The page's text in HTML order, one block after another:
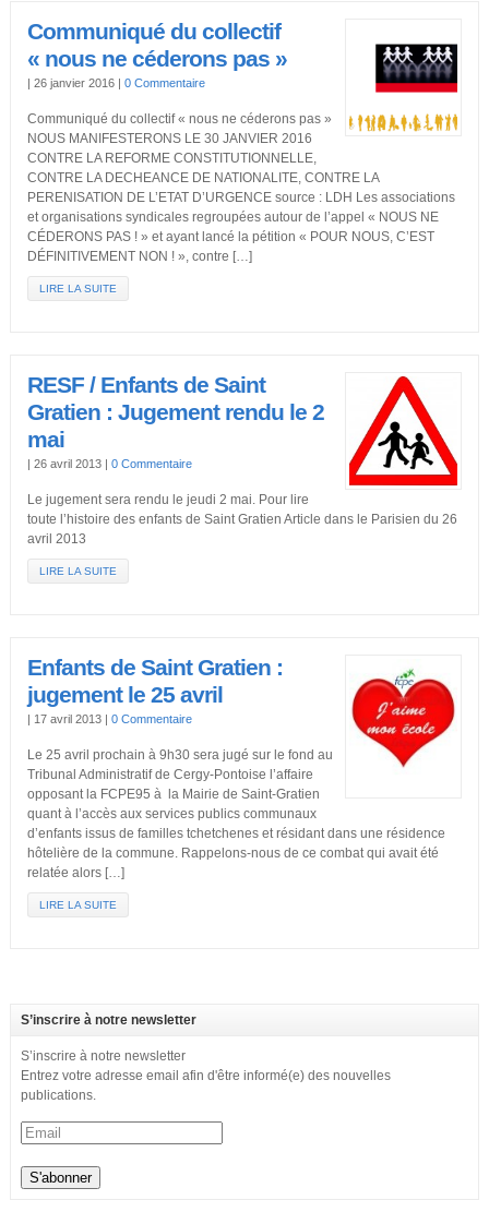
Communiqué du collectif
« nous ne céderons pas »
| 26 janvier 2016 | 0 Commentaire
Communiqué du collectif « nous ne céderons pas »
NOUS MANIFESTERONS LE 30 JANVIER 2016
CONTRE LA REFORME CONSTITUTIONNELLE,
CONTRE LA DECHEANCE DE NATIONALITE, CONTRE LA
PERENISATION DE L’ETAT D’URGENCE source : LDH Les associations
et organisations syndicales regroupées autour de l’appel « NOUS NE
CÉDERONS PAS ! » et ayant lancé la pétition « POUR NOUS, C’EST
DÉFINITIVEMENT NON ! », contre […]
LIRE LA SUITE
RESF / Enfants de Saint
Gratien : Jugement rendu le 2
mai
| 26 avril 2013 | 0 Commentaire
Le jugement sera rendu le jeudi 2 mai. Pour lire
toute l’histoire des enfants de Saint Gratien Article dans le Parisien du 26
avril 2013
LIRE LA SUITE
Enfants de Saint Gratien :
jugement le 25 avril
| 17 avril 2013 | 0 Commentaire
Le 25 avril prochain à 9h30 sera jugé sur le fond au
Tribunal Administratif de Cergy-Pontoise l’affaire
opposant la FCPE95 à la Mairie de Saint-Gratien
quant à l’accès aux services publics communaux
d’enfants issus de familles tchetchenes et résidant dans une résidence
hôtelière de la commune. Rappelons-nous de ce combat qui avait été
relatée alors […]
LIRE LA SUITE
S’inscrire à notre newsletter
S’inscrire à notre newsletter
Entrez votre adresse email afin d'être informé(e) des nouvelles
publications.